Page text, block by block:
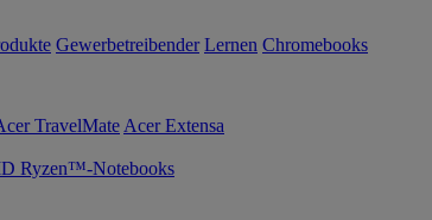
Gewerbetreibender Lernen Chromebooks
TravelMate Acer Extensa
Ryzen™-Notebooks